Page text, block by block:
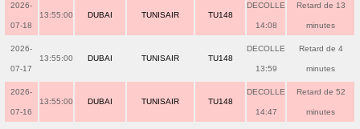
2026-
07-18
13:55:00 DUBAI TUNISAIR TU148
DECOLLE
14:08
Retard de 13
minutes
2026-
07-17
13:55:00 DUBAI TUNISAIR TU148
DECOLLE
13:59
Retard de 4
minutes
2026-
07-16
13:55:00 DUBAI TUNISAIR TU148
DECOLLE
14:47
Retard de 52
minutes